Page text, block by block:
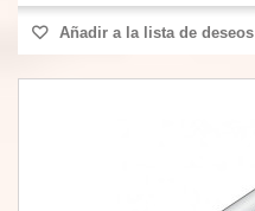
Añadir a la lista de deseos